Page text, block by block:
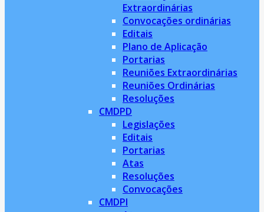
Extraordinárias
Convocações ordinárias
Editais
Plano de Aplicação
Portarias
Reuniões Extraordinárias
Reuniões Ordinárias
Resoluções
CMDPD
Legislações
Editais
Portarias
Atas
Resoluções
Convocações
CMDPI